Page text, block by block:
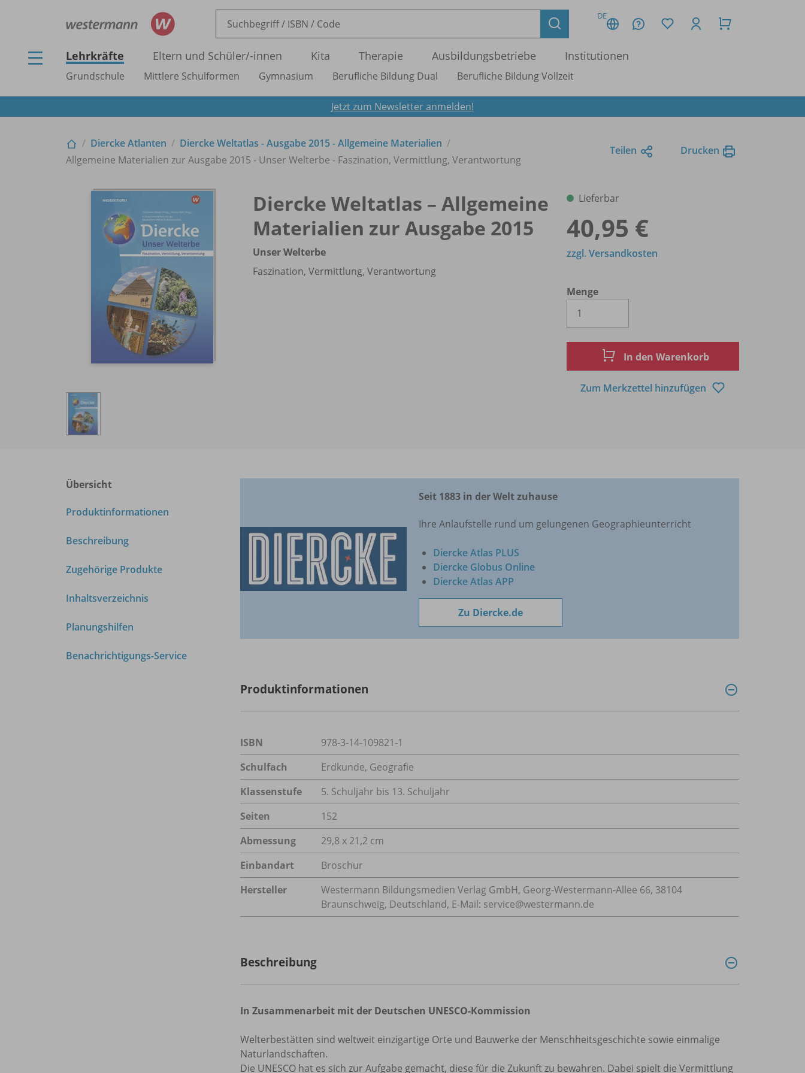
DE
Lehrkräfte Eltern und Schüler/-innen Kita Therapie Ausbildungsbetriebe Institutionen
Grundschule Mittlere Schulformen Gymnasium Berufliche Bildung Dual Berufliche Bildung Vollzeit
Jetzt zum Newsletter anmelden!
Diercke Atlanten
Diercke Weltatlas - Ausgabe 2015 - Allgemeine Materialien
Allgemeine Materialien zur Ausgabe 2015 - Unser Welterbe - Faszination, Vermittlung, Verantwortung
Teilen Drucken
Diercke Weltatlas – Allgemeine
Materialien zur Ausgabe 2015
Unser Welterbe
Faszination, Vermittlung, Verantwortung
Lieferbar
40,95 €
Menge
zzgl. Versandkosten
In den Warenkorb
Zum Merkzettel hinzufügen
Übersicht
Produktinformationen
Beschreibung
Zugehörige Produkte
Inhaltsverzeichnis
Planungshilfen
Benachrichtigungs-Service
Seit 1883 in der Welt zuhause
Ihre Anlaufstelle rund um gelungenen Geographieunterricht
Diercke Atlas PLUS
Diercke Globus Online
Diercke Atlas APP
Zu Diercke.de
Produktinformationen
ISBN
978-3-14-109821-1
Schulfach
Erdkunde, Geografie
Klassenstufe
5. Schuljahr bis 13. Schuljahr
Seiten
152
Abmessung
29,8 x 21,2 cm
Einbandart
Broschur
Hersteller
Westermann Bildungsmedien Verlag GmbH, Georg-Westermann-Allee 66, 38104
Braunschweig, Deutschland, E-Mail: service@westermann.de
Beschreibung
In Zusammenarbeit mit der Deutschen UNESCO-Kommission
Welterbestätten sind weltweit einzigartige Orte und Bauwerke der Menschheitsgeschichte sowie einmalige
Naturlandschaften.
Die UNESCO hat es sich zur Aufgabe gemacht, diese für die Zukunft zu bewahren. Dabei spielt die Vermittlung